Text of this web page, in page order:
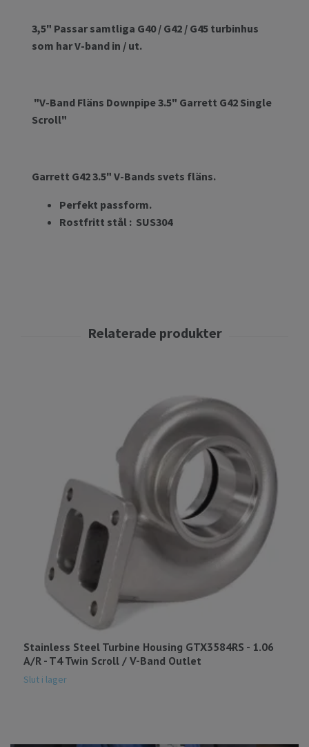
3,5" Passar samtliga G40 / G42 / G45 turbinhus
som har V-band in / ut.
"V-Band Fläns Downpipe 3.5" Garrett G42 Single
Scroll"
Garrett G42 3.5" V-Bands svets fläns.
Perfekt passform.
Rostfritt stål : SUS304
Stainless Steel Turbine Housing GTX3584RS - 1.06
A/R - T4 Twin Scroll / V-Band Outlet
Slut i lager